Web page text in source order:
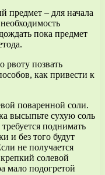
предмет – для начала
пока предмет
рвоту позвать
как привести к
поваренной соли.
высыпьте сухую соль
поднимать
и без того будут
не получается
солевой
мало подогретой